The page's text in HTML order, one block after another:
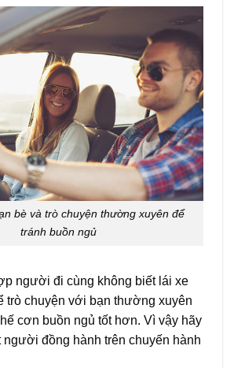
bè và trò chuyện thường xuyên để
tránh buồn ngủ
người đi cùng không biết lái xe
trò chuyện với bạn thường xuyên
cơn buồn ngủ tốt hơn. Vì vậy hãy
người đồng hành trên chuyến hành